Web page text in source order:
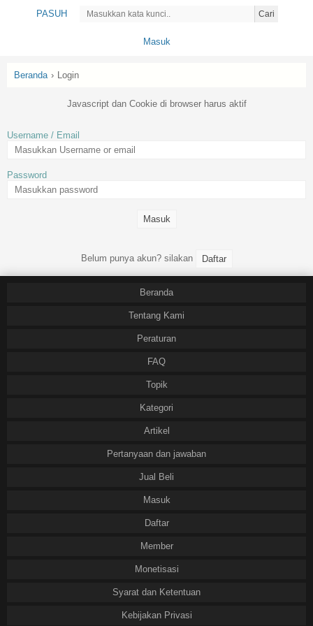
PASUH Cari
Masuk
Beranda › Login
Javascript dan Cookie di browser harus aktif
Username / Email
Password
Belum punya akun? silakan
Beranda
Tentang Kami
Peraturan
FAQ
Topik
Kategori
Artikel
Pertanyaan dan jawaban
Jual Beli
Masuk
Daftar
Member
Monetisasi
Syarat dan Ketentuan
Kebijakan Privasi